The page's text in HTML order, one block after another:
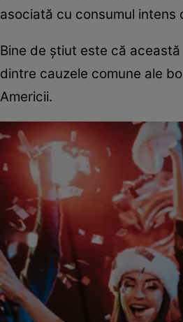
asociată cu consumul intens
Bine de știut este că
dintre cauzele comune ale
Americii.